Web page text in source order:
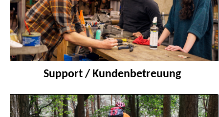
Support / Kundenbetreuung